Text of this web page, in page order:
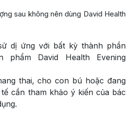
sau không nên dùng David Health
dị ứng với bất kỳ thành phần
phẩm David Health Evening
thai, cho con bú hoặc đang
cần tham khảo ý kiến của bác